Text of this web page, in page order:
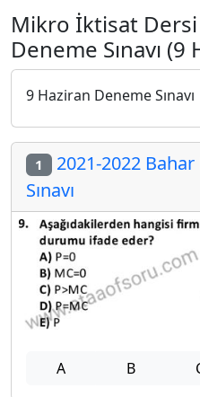
Mikro İktisat
Deneme Sınavı (9
9 Haziran Deneme Sınavı
1 2021-2022
Sınavı
A B